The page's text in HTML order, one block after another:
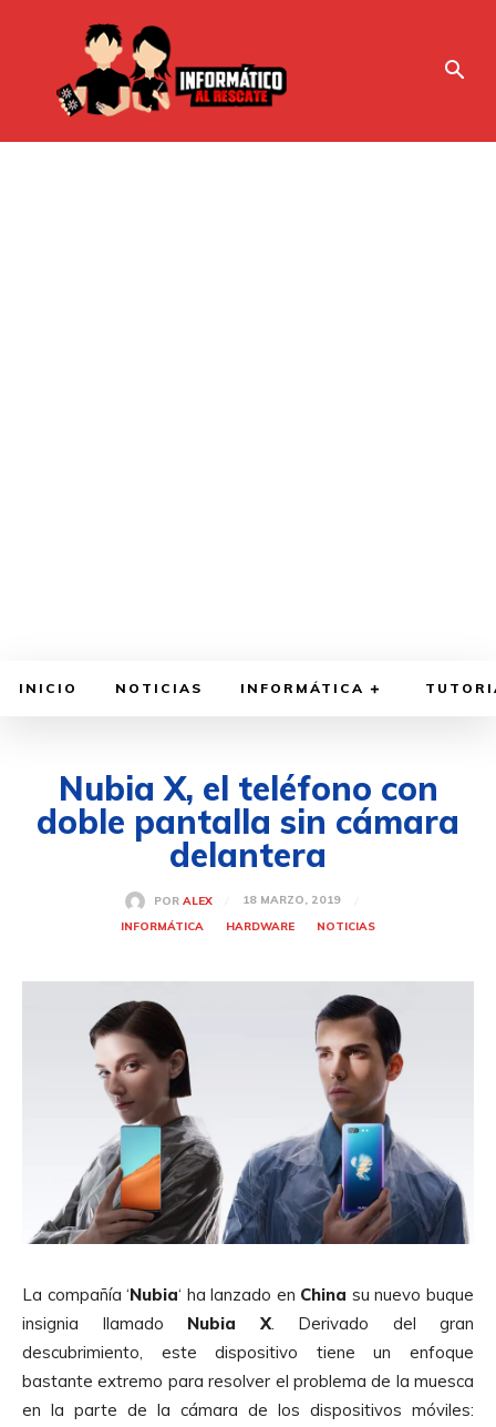
INICIO NOTICIAS INFORMÁTICA
Nubia X, el teléfono con
doble pantalla sin cámara
delantera
POR ALEX
18 MARZO, 2019
INFORMÁTICA
HARDWARE NOTICIAS
La compañía ‘Nubia‘ ha lanzado en China su nuevo buque
insignia llamado Nubia X. Derivado del gran
descubrimiento, este dispositivo tiene un enfoque
bastante extremo para resolver el problema de la muesca
en la parte de la cámara de los dispositivos móviles: